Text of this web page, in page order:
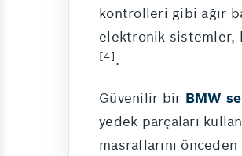
kontrolleri gibi ağır
elektronik sistemler,
[4] .
Güvenilir bir BMW
yedek parçaları
masraflarını